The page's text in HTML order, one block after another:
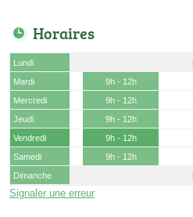
Horaires
Lundi
Mardi
9h - 12h
Mercredi
9h - 12h
Jeudi
9h - 12h
Vendredi
9h - 12h
Samedi
9h - 12h
Dimanche
Signaler une erreur